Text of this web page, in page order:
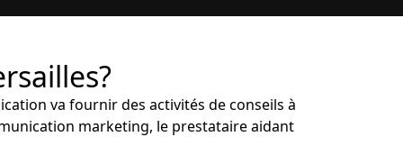
va fournir des activités de conseils à
marketing, le prestataire aidant